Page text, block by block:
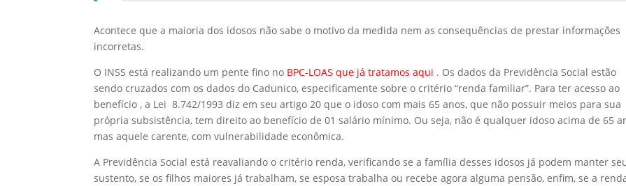
Acontece que a maioria dos idosos não sabe o motivo da medida nem as consequências de prestar informações
incorretas.
O INSS está realizando um pente fino no BPC-LOAS que já tratamos aqui . Os dados da Previdência Social estão
sendo cruzados com os dados do Cadunico, especificamente sobre o critério “renda familiar”. Para ter acesso ao
benefício , a Lei 8.742/1993 diz em seu artigo 20 que o idoso com mais 65 anos, que não possuir meios para sua
própria subsistência, tem direito ao benefício de 01 salário mínimo. Ou seja, não é qualquer idoso acima de 65
mas aquele carente, com vulnerabilidade econômica.
A Previdência Social está reavaliando o critério renda, verificando se a família desses idosos já podem manter
sustento, se os filhos maiores já trabalham, se esposa trabalha ou recebe agora alguma pensão, enfim, se a